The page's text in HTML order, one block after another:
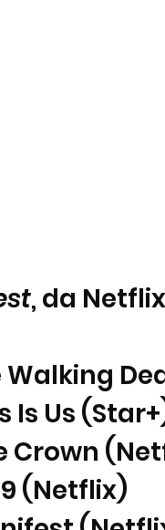
, da
Walking
Is Us
Crown
(Netflix)